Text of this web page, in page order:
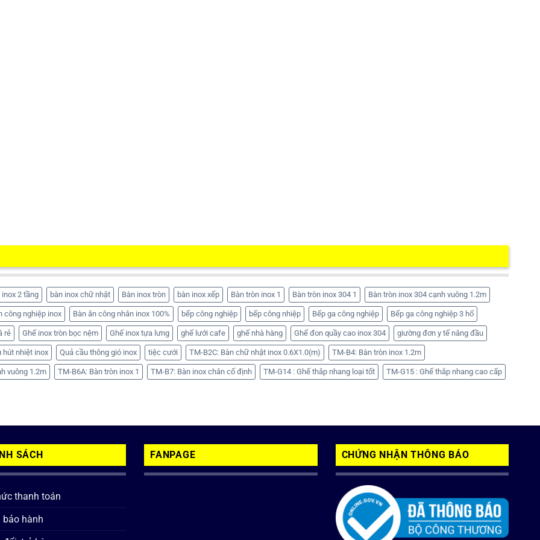
inox 2 tầng bàn inox chữ nhật Bàn inox tròn bàn inox xếp Bàn tròn inox 1 Bàn tròn inox 304 1 Bàn tròn inox 304 cạnh vuông 1.2m
công nghiệp inox Bàn ăn công nhân inox 100% bếp công nghiệp bếp công nhiệp Bếp ga công nghiệp Bếp ga công nghiệp 3 hố
rẻ Ghế inox tròn bọc nệm Ghế inox tựa lưng ghế lưới cafe ghế nhà hàng Ghế đon quầy cao inox 304 giường đơn y tế nâng đầu
hút nhiệt inox Quả cầu thông gió inox tiệc cưới TM-B2C: Bàn chữ nhật inox 0.6X1.0(m) TM-B4: Bàn tròn inox 1.2m
vuông 1.2m TM-B6A: Bàn tròn inox 1 TM-B7: Bàn inox chân cố định TM-G14 : Ghế thắp nhang loại tốt TM-G15 : Ghế thắp nhang cao cấp
SÁCH
thanh toán
bảo hành
FANPAGE CHỨNG NHẬN THÔNG BÁO